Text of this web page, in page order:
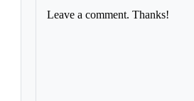
Leave a comment. Thanks!